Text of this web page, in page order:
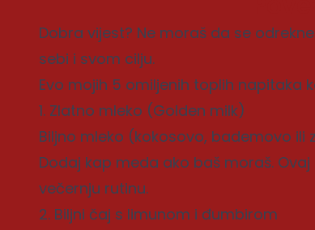
Dobra vijest? Ne moraš da se
sebi i svom cilju.
Evo mojih 5 omiljenih toplih napitaka
1. Zlatno mleko (Golden milk)
Biljno mleko (kokosovo, bademovo
Dodaj kap meda ako baš moraš.
večernju rutinu.
2. Biljni čaj s limunom i đumbirom